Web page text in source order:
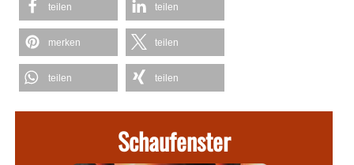
teilen teilen
merken teilen
teilen teilen
Schaufenster